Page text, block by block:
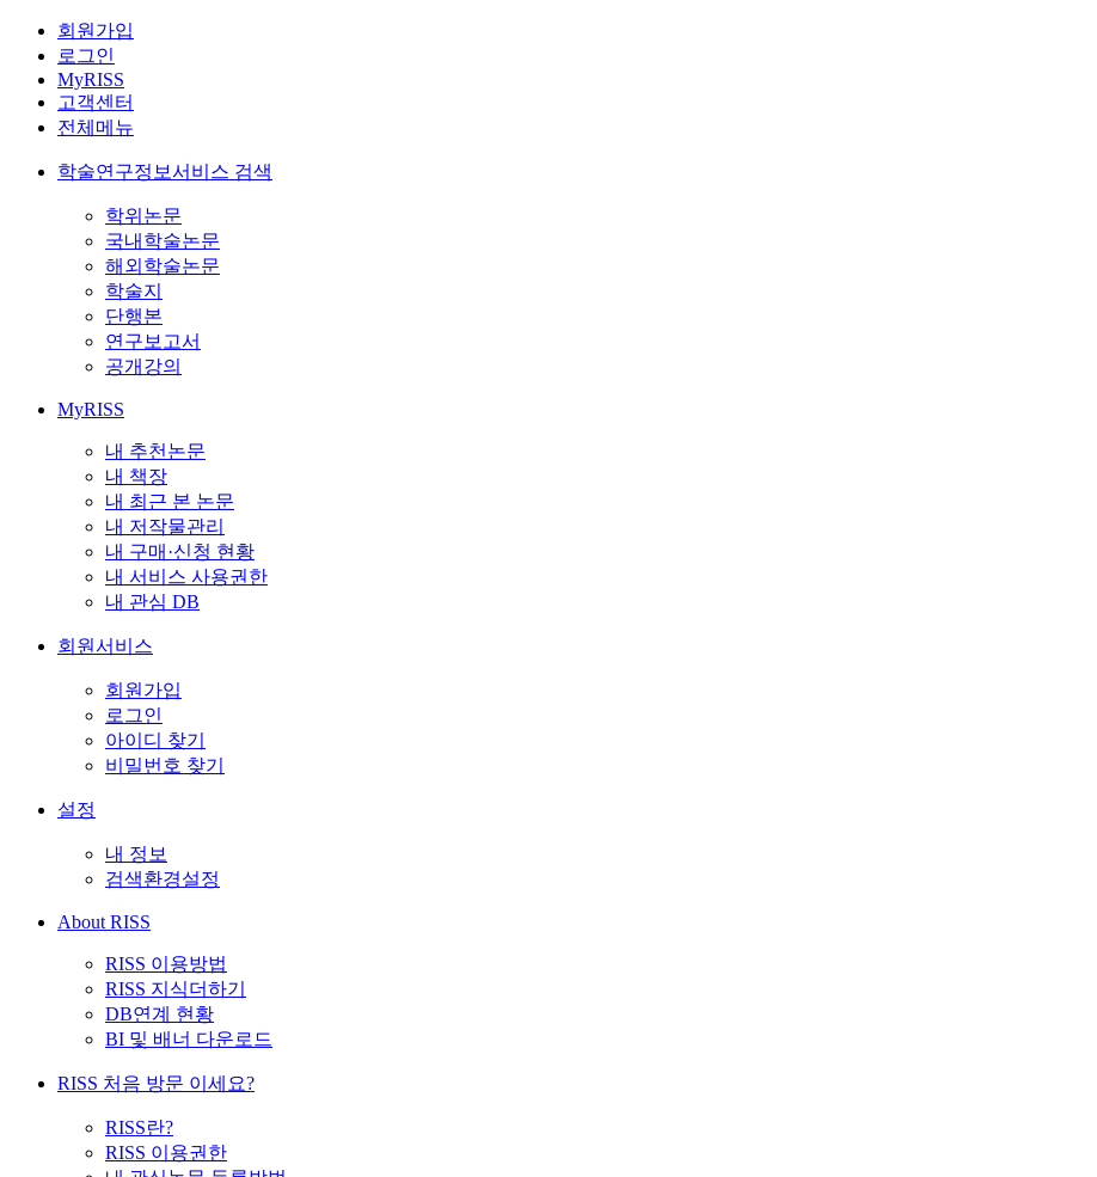
회원가입
로그인
MyRISS
고객센터
전체메뉴
학술연구정보서비스 검색
학위논문
국내학술논문
해외학술논문
학술지
단행본
연구보고서
공개강의
MyRISS
내 추천논문
내 책장
내 최근 본 논문
내 저작물관리
내 구매·신청 현황
내 서비스 사용권한
내 관심 DB
회원서비스
회원가입
로그인
아이디 찾기
비밀번호 찾기
설정
내 정보
검색환경설정
About RISS
RISS 이용방법
RISS 지식더하기
DB연계 현황
BI 및 배너 다운로드
RISS 처음 방문 이세요?
RISS란?
RISS 이용권한